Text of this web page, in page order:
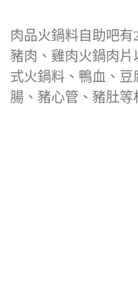
肉品火鍋料自助吧有
豬肉、雞肉火鍋肉
式火鍋料、鴨血、
腸、豬心管、豬肚等